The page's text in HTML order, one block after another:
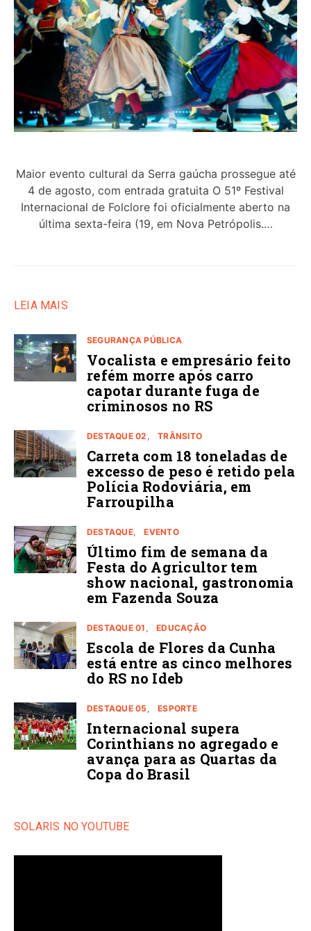
Maior evento cultural da Serra gaúcha prossegue até
4 de agosto, com entrada gratuita O 51º Festival
Internacional de Folclore foi oficialmente aberto na
última sexta-feira (19, em Nova Petrópolis.…
LEIA MAIS
SEGURANÇA PÚBLICA
Vocalista e empresário feito
refém morre após carro
capotar durante fuga de
criminosos no RS
DESTAQUE 02 TRÂNSITO
Carreta com 18 toneladas de
excesso de peso é retido pela
Polícia Rodoviária, em
Farroupilha
DESTAQUE EVENTO
Último fim de semana da
Festa do Agricultor tem
show nacional, gastronomia
em Fazenda Souza
DESTAQUE 01 EDUCAÇÃO
Escola de Flores da Cunha
está entre as cinco melhores
do RS no Ideb
DESTAQUE 05 ESPORTE
Internacional supera
Corinthians no agregado e
avança para as Quartas da
Copa do Brasil
SOLARIS NO YOUTUBE